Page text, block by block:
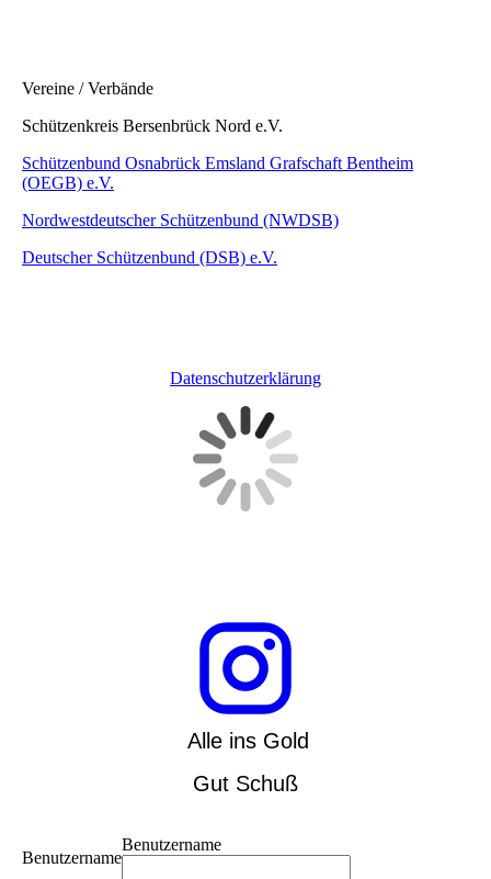
Vereine / Verbände
Schützenkreis Bersenbrück Nord e.V.
Schützenbund Osnabrück Emsland Grafschaft Bentheim
(OEGB) e.V.
Nordwestdeutscher Schützenbund (NWDSB)
Deutscher Schützenbund (DSB) e.V.
Datenschutzerklärung
Alle ins Gold
Gut Schuß
Benutzername
Benutzername